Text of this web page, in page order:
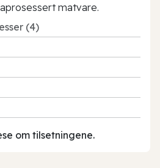
matvare.
(4)
om tilsetningene.